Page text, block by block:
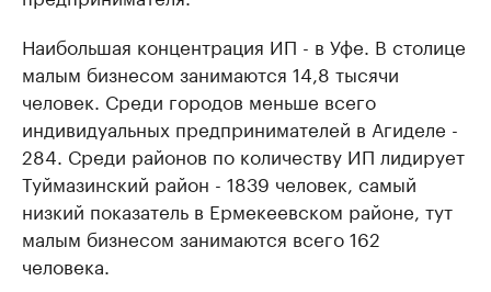
Наибольшая концентрация ИП - в Уфе. В столице
малым бизнесом занимаются 14,8 тысячи
человек. Среди городов меньше всего
индивидуальных предпринимателей в Агиделе -
284. Среди районов по количеству ИП лидирует
Туймазинский район - 1839 человек, самый
низкий показатель в Ермекеевском районе, тут
малым бизнесом занимаются всего 162
человека.